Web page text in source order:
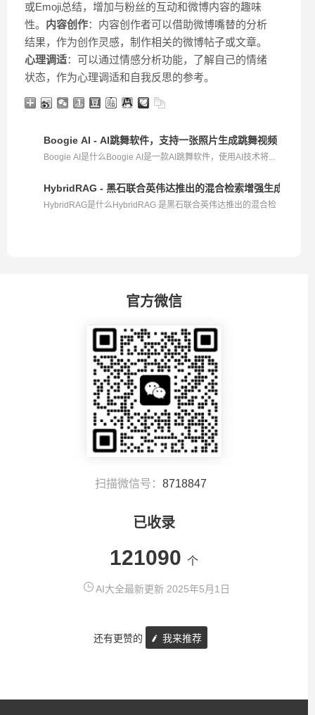
或Emoji总结，增加与粉丝的互动和微博内容的趣味
性。 内容创作：内容创作者可以借助微博嘴替的分析
结果，作为创作灵感，制作相关的微博帖子或文章。
心理调适：可以通过情感分析功能，了解自己的情绪
状态，作为心理调适和自我反思的参考。
Boogie AI - AI跳舞软件，支持一张照片生成跳舞视频
Boogie AI是什么Boogie AI是一款AI跳舞软件，使用AI技术将...
HybridRAG - 黑石联合英伟达推出的混合检索增强生成架构
HybridRAG是什么HybridRAG 是黑石联合英伟达推出的混合检
官方微信
扫描微信号： 8718847
已收录
121090 个
AI大全最新更新 2025年5月1日
还有更赞的 我来推荐